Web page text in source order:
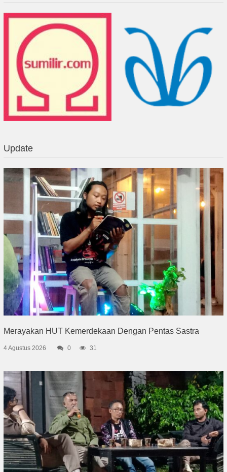
Update
Merayakan HUT Kemerdekaan Dengan Pentas Sastra
4 Agustus 2026 0 31